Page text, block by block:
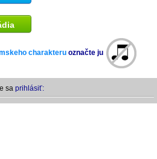
charakteru označte ju
sa prihlásiť: